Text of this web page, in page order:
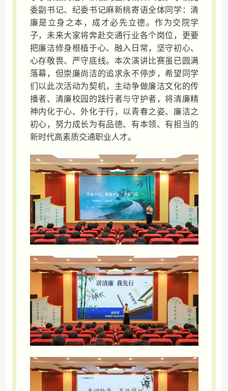
委副书记、纪委书记麻新桃寄语全体同学：清
廉是立身之本，成才必先立德。作为交院学
子，未来大家将奔赴交通行业各个岗位，更要
把廉洁修身根植于心、融入日常，坚守初心、
心存敬畏、严守底线。本次演讲比赛虽已圆满
落幕，但崇廉尚洁的追求永不停步，希望同学
们以此次活动为契机，主动争做廉洁文化的传
播者、清廉校园的践行者与守护者，将清廉精
神内化于心、外化于行，以青春之姿、廉洁之
初心，努力成长为有品德、有本领、有担当的
新时代高素质交通职业人才。